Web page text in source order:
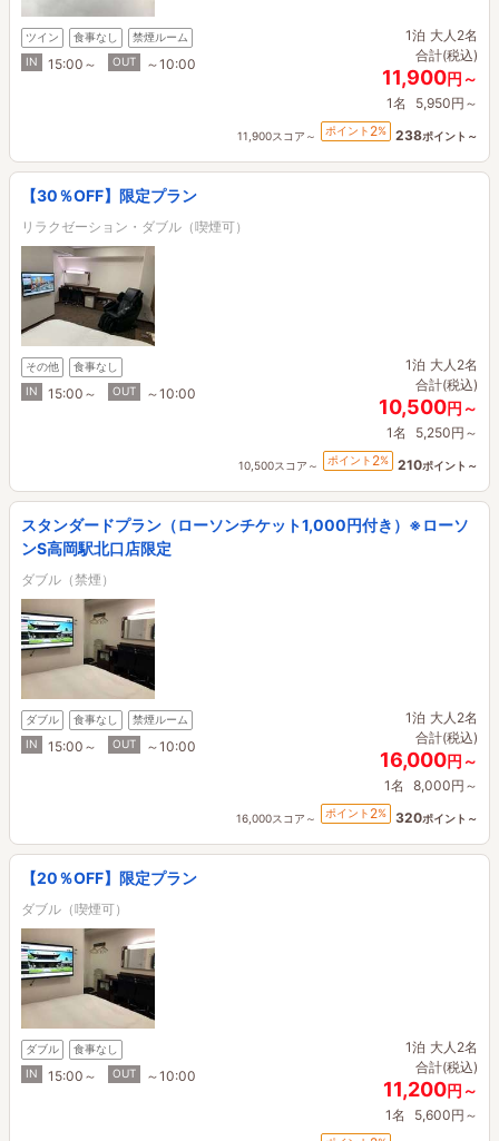
ツイン 食事なし
禁煙ルーム
IN
15:00～ OUT ～10:00
1泊 大人2名
合計(税込)
11,900円～
1名 5,950円～
11,900スコア～ ポイント 2% 238ポイント～
【30％OFF】限定プラン
リラクゼーション・ダブル（喫煙可）
その他
食事なし
IN
15:00～ OUT ～10:00
1泊 大人2名
合計(税込)
10,500円～
1名 5,250円～
10,500スコア～ ポイント 2% 210ポイント～
スタンダードプラン（ローソンチケット1,000円付き）※ローソ
ンS高岡駅北口店限定
ダブル（禁煙）
ダブル 食事なし
禁煙ルーム
IN
15:00～ OUT ～10:00
1泊 大人2名
合計(税込)
16,000円～
1名 8,000円～
16,000スコア～ ポイント 2% 320ポイント～
【20％OFF】限定プラン
ダブル（喫煙可）
ダブル
食事なし
IN
15:00～ OUT ～10:00
1泊 大人2名
合計(税込)
11,200円～
1名 5,600円～